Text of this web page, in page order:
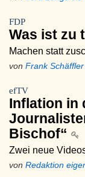
FDP
Was ist zu
Machen statt
von Frank Schäffler
efTV
Inflation in
Bischof“
Zwei neue
von Redaktion